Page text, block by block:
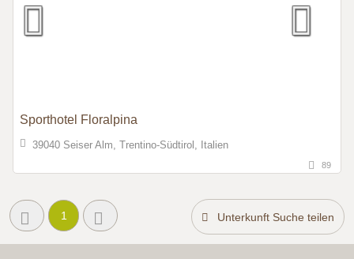
Sporthotel Floralpina
39040 Seiser Alm, Trentino-Südtirol, Italien
89
1 Unterkunft Suche teilen